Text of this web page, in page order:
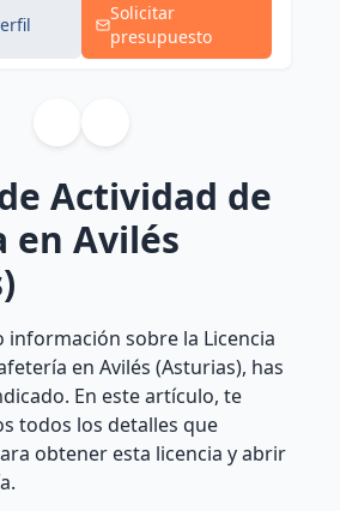
Solicitar
presupuesto
Actividad de
en Avilés
información sobre la Licencia
en Avilés (Asturias), has
En este artículo, te
todos los detalles que
obtener esta licencia y abrir